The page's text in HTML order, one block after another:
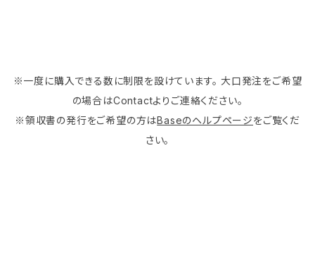
※一度に購入できる数に制限を設けています。 大口発注をご希望
の場合はContactよりご連絡ください。
※領収書の発行をご希望の方はBaseのヘルプページをご覧くだ
さい。